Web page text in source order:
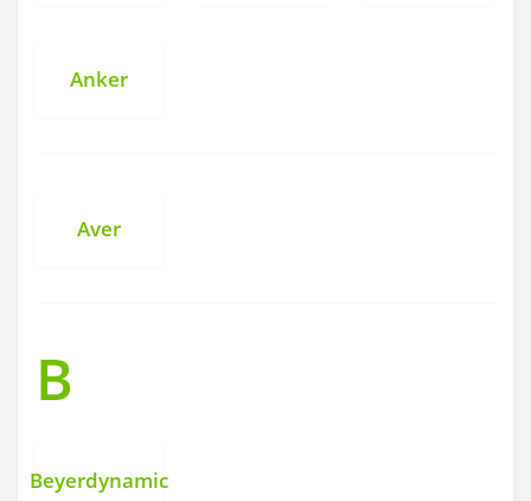
Anker
Aver
B
Beyerdynamic